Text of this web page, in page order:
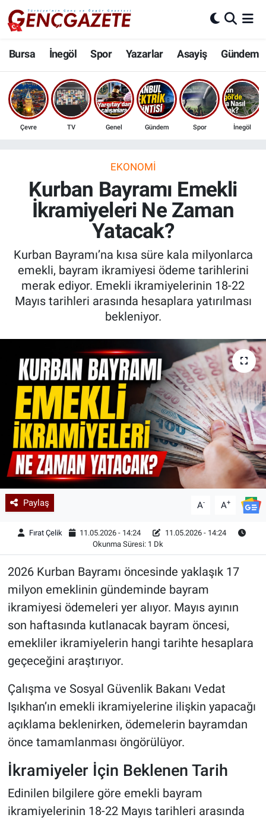
Bursa İnegöl Spor Yazarlar Asayiş Gündem
Çevre TV Genel Gündem Spor İnegöl
EKONOMI
Kurban Bayramı Emekli
İkramiyeleri Ne Zaman
Yatacak?
Kurban Bayramı’na kısa süre kala milyonlarca
emekli, bayram ikramiyesi ödeme tarihlerini
merak ediyor. Emekli ikramiyelerinin 18-22
Mayıs tarihleri arasında hesaplara yatırılması
bekleniyor.
Paylaş A- A+
Fırat Çelik 11.05.2026 - 14:24
11.05.2026 - 14:24
Okunma Süresi: 1 Dk
2026 Kurban Bayramı öncesinde yaklaşık 17
milyon emeklinin gündeminde bayram
ikramiyesi ödemeleri yer alıyor. Mayıs ayının
son haftasında kutlanacak bayram öncesi,
emekliler ikramiyelerin hangi tarihte hesaplara
geçeceğini araştırıyor.
Çalışma ve Sosyal Güvenlik Bakanı Vedat
Işıkhan’ın emekli ikramiyelerine ilişkin yapacağı
açıklama beklenirken, ödemelerin bayramdan
önce tamamlanması öngörülüyor.
İkramiyeler İçin Beklenen Tarih
Edinilen bilgilere göre emekli bayram
ikramiyelerinin 18-22 Mayıs tarihleri arasında
Bursa
İnegöl
3.SAYFA
Ekonomi
İnanç
Kadın & Aile
Siyaset
Teknoloji
Yazarlar
Astroloji-Rüya
Nöbetçi Eczaneler
Hava Durumu
Trafik Durumu
Son Dakika Haberleri